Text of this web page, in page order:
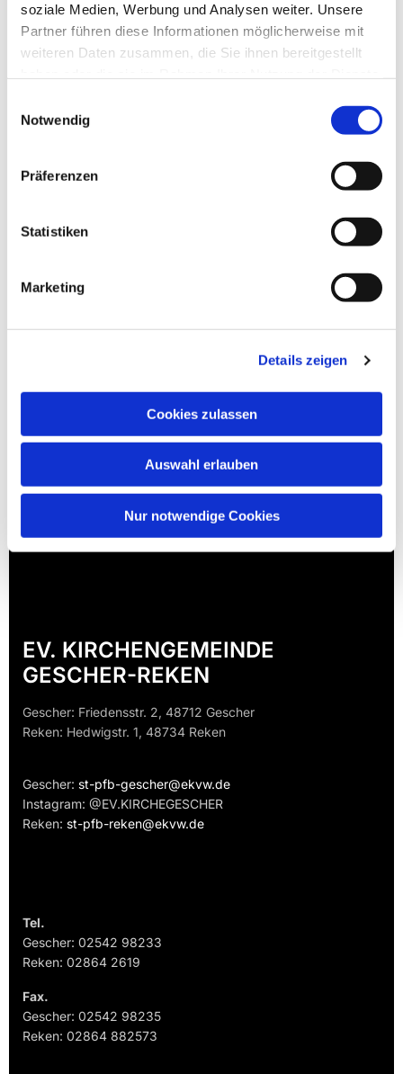
soziale Medien, Werbung und Analysen weiter. Unsere
Partner führen diese Informationen möglicherweise mit
weiteren Daten zusammen, die Sie ihnen bereitgestellt
Notwendig
Präferenzen
Statistiken
Marketing
Details zeigen
Cookies zulassen
Auswahl erlauben
Nur notwendige Cookies
Dies könnte Sie auch
interessieren
EV. KIRCHENGEMEINDE
GESCHER-REKEN
Gescher: Friedensstr. 2, 48712 Gescher
Reken: Hedwigstr. 1, 48734 Reken
Gescher: st-pfb-gescher@ekvw.de
Instagram: @EV.KIRCHEGESCHER
Reken: st-pfb-reken@ekvw.de
Tel.
Gescher: 02542 98233
Reken: 02864 2619
Fax.
Gescher: 02542 98235
Reken: 02864 882573